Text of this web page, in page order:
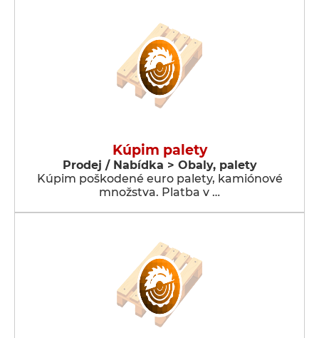
Kúpim palety
Prodej / Nabídka > Obaly, palety
Kúpim poškodené euro palety, kamiónové
množstva. Platba v …